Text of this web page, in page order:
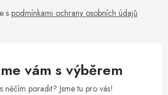
s podmínkami ochrany osobních údajů
vám s výběrem
něčím poradit? Jsme tu pro vás!